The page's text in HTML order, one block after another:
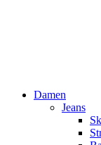
Damen
Jeans